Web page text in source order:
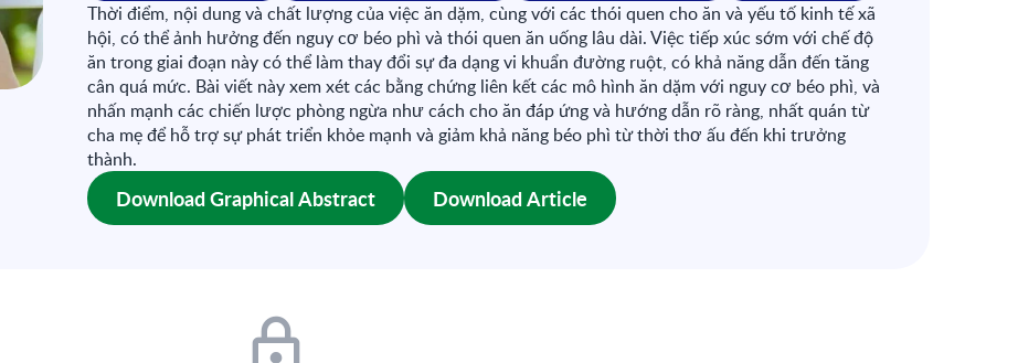
Thời điểm, nội dung và chất lượng của việc ăn dặm, cùng với các thói quen cho ăn và yếu tố kinh tế xã
hội, có thể ảnh hưởng đến nguy cơ béo phì và thói quen ăn uống lâu dài. Việc tiếp xúc sớm với chế độ
ăn trong giai đoạn này có thể làm thay đổi sự đa dạng vi khuẩn đường ruột, có khả năng dẫn đến tăng
cân quá mức. Bài viết này xem xét các bằng chứng liên kết các mô hình ăn dặm với nguy cơ béo phì, và
nhấn mạnh các chiến lược phòng ngừa như cách cho ăn đáp ứng và hướng dẫn rõ ràng, nhất quán từ
cha mẹ để hỗ trợ sự phát triển khỏe mạnh và giảm khả năng béo phì từ thời thơ ấu đến khi trưởng
thành.
Download Graphical Abstract Download Article